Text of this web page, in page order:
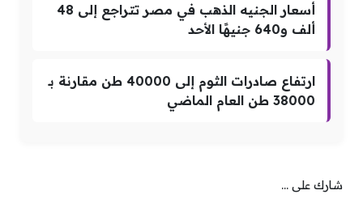
أسعار الجنيه الذهب في مصر تتراجع إلى 48
ألف و640 جنيهًا الأحد
ارتفاع صادرات الثوم إلى 40000 طن مقارنة بـ
38000 طن العام الماضي
شارك على ...